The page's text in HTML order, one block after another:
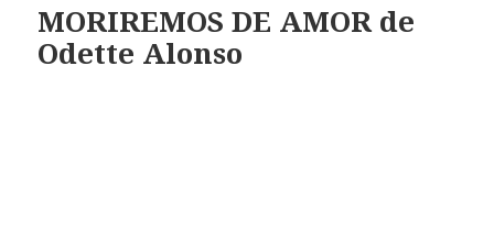
MORIREMOS DE AMOR de
Odette Alonso